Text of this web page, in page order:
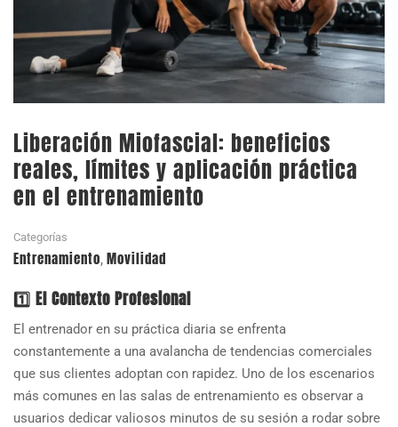
Liberación Miofascial: beneficios
reales, límites y aplicación práctica
en el entrenamiento
Categorías
Entrenamiento, Movilidad
1️⃣ El Contexto Profesional
El entrenador en su práctica diaria se enfrenta
constantemente a una avalancha de tendencias comerciales
que sus clientes adoptan con rapidez. Uno de los escenarios
más comunes en las salas de entrenamiento es observar a
usuarios dedicar valiosos minutos de su sesión a rodar sobre